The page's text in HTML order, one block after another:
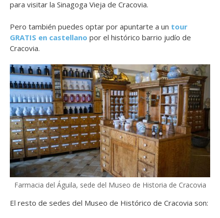
para visitar la Sinagoga Vieja de Cracovia.
Pero también puedes optar por apuntarte a un tour
GRATIS en castellano por el histórico barrio judío de
Cracovia.
Farmacia del Águila, sede del Museo de Historia de Cracovia
El resto de sedes del Museo de Histórico de Cracovia son: